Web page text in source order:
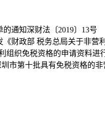
通知深财法〔2019〕
财政部 税务总局关于非
组织免税资格的申请资
十批具有免税资格的非